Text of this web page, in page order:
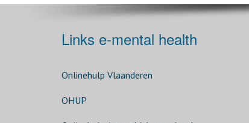
Links e-mental health
Onlinehulp Vlaanderen
OHUP